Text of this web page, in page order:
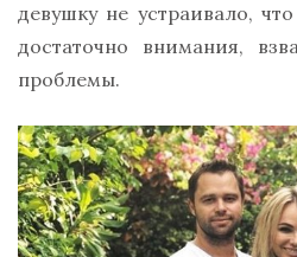
девушку не устраивало,
достаточно внимания,
проблемы.